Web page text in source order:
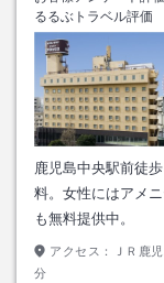
るるぶトラベル評価
鹿児島中央駅前徒
料。女性にはアメ
も無料提供中。
アクセス：
ＪＲ鹿
分